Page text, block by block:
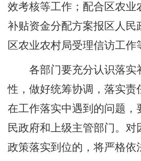
效考核等工作；配合区农业
补贴资金分配方案报区人民
区农业农村局受理信访工作
各部门要充分认识落实
性，做好统筹协调，落实责
在工作落实中遇到的问题，
民政府和上级主管部门。对
政策落实到位的，将严格依